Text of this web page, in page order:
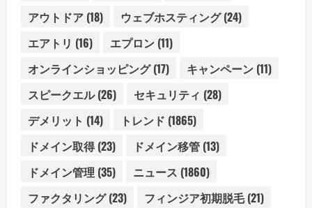
アウトドア (18) ウェブホスティング(24)
エアトリ (16) エプロン (11)
オンラインショッピング(17) キャンペーン (11)
スピークエル(26) セキュリティ (28)
デメリット (14) トレンド (1865)
ドメイン取得(23) ドメイン移管 (13)
ドメイン管理 (35) ニュース (1860)
ファクタリング(23) フィンジア初期脱毛(21)